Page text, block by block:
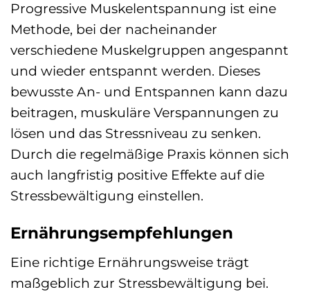
Progressive Muskelentspannung ist eine
Methode, bei der nacheinander
verschiedene Muskelgruppen angespannt
und wieder entspannt werden. Dieses
bewusste An- und Entspannen kann dazu
beitragen, muskuläre Verspannungen zu
lösen und das Stressniveau zu senken.
Durch die regelmäßige Praxis können sich
auch langfristig positive Effekte auf die
Stressbewältigung einstellen.
Ernährungsempfehlungen
Eine richtige Ernährungsweise trägt
maßgeblich zur Stressbewältigung bei.